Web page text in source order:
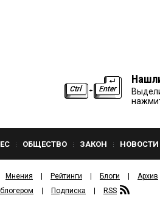
ОБЩЕСТВО ЗАКОН
Мнения Рейтинги Блоги
Архив
Подписка RSS